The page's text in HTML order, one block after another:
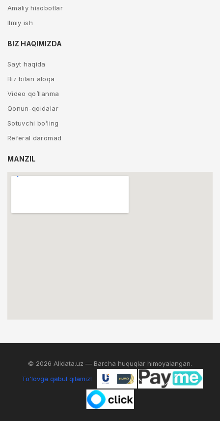
Amaliy hisobotlar
Ilmiy ish
BIZ HAQIMIZDA
Sayt haqida
Biz bilan aloqa
Video qo’llanma
Qonun-qoidalar
Sotuvchi bo’ling
Referal daromad
MANZIL
© 2026 Alldata.uz — Barcha huquqlar himoyalangan.
To'lovga qabul qilamiz!